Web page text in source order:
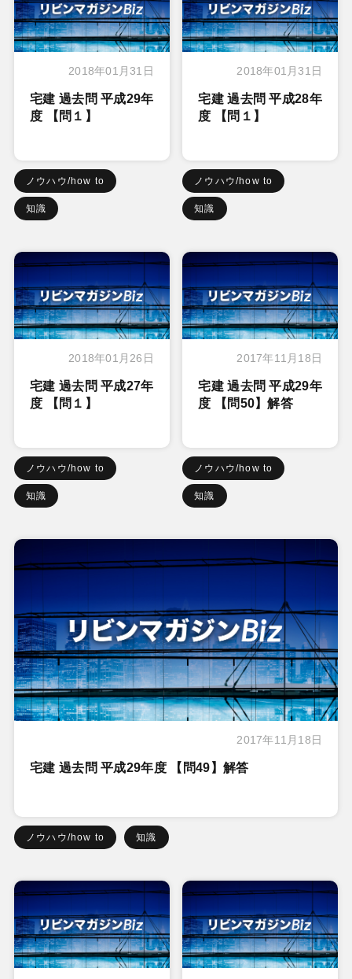
2018年01月31日
宅建 過去問 平成29年
度 【問１】
ノウハウ/how to
知識
2018年01月31日
宅建 過去問 平成28年
度 【問１】
ノウハウ/how to
知識
2018年01月26日
宅建 過去問 平成27年
度 【問１】
ノウハウ/how to
知識
2017年11月18日
宅建 過去問 平成29年
度 【問50】解答
ノウハウ/how to
知識
2017年11月18日
宅建 過去問 平成29年度 【問49】解答
ノウハウ/how to 知識